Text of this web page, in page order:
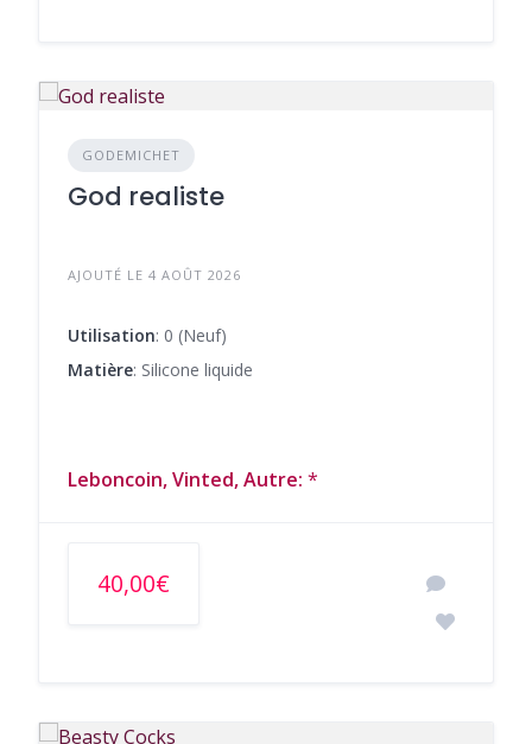
GODEMICHET
God realiste
AJOUTÉ LE 4 AOÛT 2026
Utilisation: 0 (Neuf)
Matière: Silicone liquide
Leboncoin, Vinted, Autre: *
40,00€